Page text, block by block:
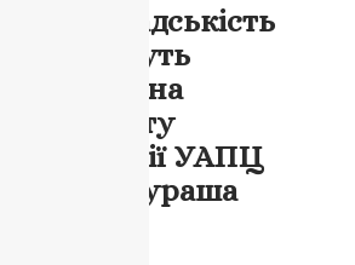
та громадськість
путь
Бозі декана
деканату
єпархії УАПЦ
Ігоря Накураша